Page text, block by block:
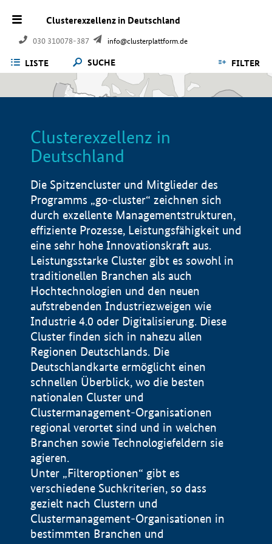
Clusterexzellenz in Deutschland
030 310078-387 info@clusterplattform.de
LISTE SUCHE FILTER
Clusterexzellenz in
Deutschland
Die Spitzencluster und Mitglieder des
Programms „go-cluster“ zeichnen sich
durch exzellente Managementstrukturen,
effiziente Prozesse, Leistungsfähigkeit und
eine sehr hohe Innovationskraft aus.
Leistungsstarke Cluster gibt es sowohl in
traditionellen Branchen als auch
Hochtechnologien und den neuen
aufstrebenden Industriezweigen wie
Industrie 4.0 oder Digitalisierung. Diese
Cluster finden sich in nahezu allen
Regionen Deutschlands. Die
Deutschlandkarte ermöglicht einen
schnellen Überblick, wo die besten
nationalen Cluster und
Clustermanagement-Organisationen
regional verortet sind und in welchen
Branchen sowie Technologiefeldern sie
agieren.
Unter „Filteroptionen“ gibt es
verschiedene Suchkriterien, so dass
gezielt nach Clustern und
Clustermanagement-Organisationen in
bestimmten Branchen und
Impressum
Datenschutzerklärung
BMWE, 2026 ©
100 km © Geobasis-DE / BKG 2015